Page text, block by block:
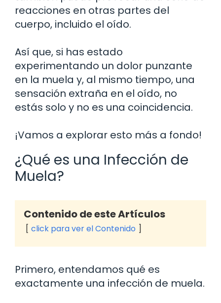
reacciones en otras partes del
cuerpo, incluido el oído.
Así que, si has estado
experimentando un dolor punzante
en la muela y, al mismo tiempo, una
sensación extraña en el oído, no
estás solo y no es una coincidencia.
¡Vamos a explorar esto más a fondo!
¿Qué es una Infección de
Muela?
Contenido de este Artículos
click para ver el Contenido
Primero, entendamos qué es
exactamente una infección de muela.